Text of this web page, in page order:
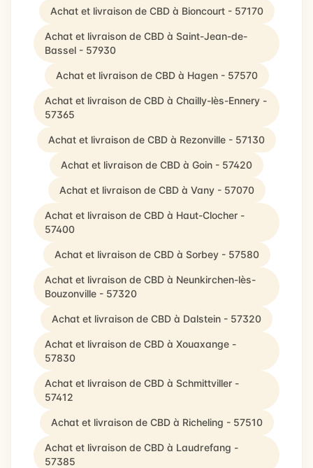
Achat et livraison de CBD à Bioncourt - 57170
Achat et livraison de CBD à Saint-Jean-de-
Bassel - 57930
Achat et livraison de CBD à Hagen - 57570
Achat et livraison de CBD à Chailly-lès-Ennery -
57365
Achat et livraison de CBD à Rezonville - 57130
Achat et livraison de CBD à Goin - 57420
Achat et livraison de CBD à Vany - 57070
Achat et livraison de CBD à Haut-Clocher -
57400
Achat et livraison de CBD à Sorbey - 57580
Achat et livraison de CBD à Neunkirchen-lès-
Bouzonville - 57320
Achat et livraison de CBD à Dalstein - 57320
Achat et livraison de CBD à Xouaxange -
57830
Achat et livraison de CBD à Schmittviller -
57412
Achat et livraison de CBD à Richeling - 57510
Achat et livraison de CBD à Laudrefang -
57385